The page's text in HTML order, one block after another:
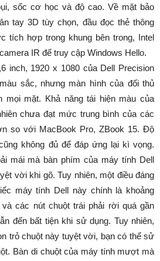
sốc cơ học và độ cao. Về mặt bảo
tay 3D tùy chọn, đầu đọc thẻ thông
tích hợp trong khung bên trong, Intel
IR để truy cập Windows Hello.
inch, 1920 x 1080 của Dell Precision
sắc, nhưng màn hình của đối thủ
mọi mặt. Khả năng tái hiện màu của
chưa đạt mức trung bình của các
so với MacBook Pro, ZBook 15. Độ
không đủ để đáp ứng lại kì vọng.
mái mà bàn phím của máy tính Dell
vời khi gõ. Tuy nhiên, một điều đáng
máy tính Dell này chính là khoảng
các nút chuột trái phải rời quá gần
đến bất tiện khi sử dụng. Tuy nhiên,
trỏ chuột này tuyệt vời, bạn có thể sử
Bàn di chuột của máy tính mượt mà